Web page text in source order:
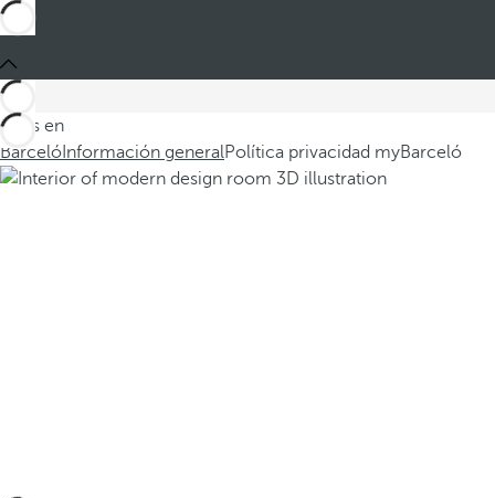
Estás en
Barceló Información generalPolítica privacidad myBarceló